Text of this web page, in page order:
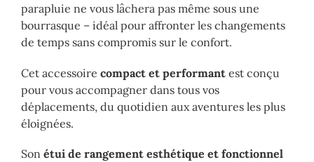
parapluie ne vous lâchera pas même sous une
bourrasque – idéal pour affronter les changements
de temps sans compromis sur le confort.
Cet accessoire compact et performant est conçu
pour vous accompagner dans tous vos
déplacements, du quotidien aux aventures les plus
éloignées.
Son étui de rangement esthétique et fonctionnel